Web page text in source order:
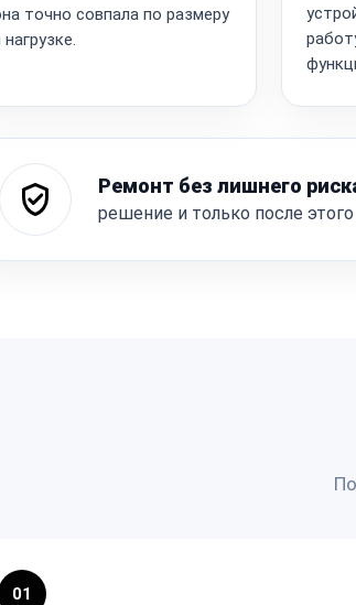
точно совпала по размеру
нагрузке.
Ремонт без лишнего
решение и только после
01